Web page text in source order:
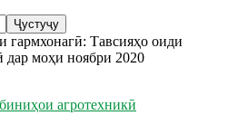
гармхонагӣ: Тавсияҳо оиди
дар моҳи ноябри 2020
агротехникӣ